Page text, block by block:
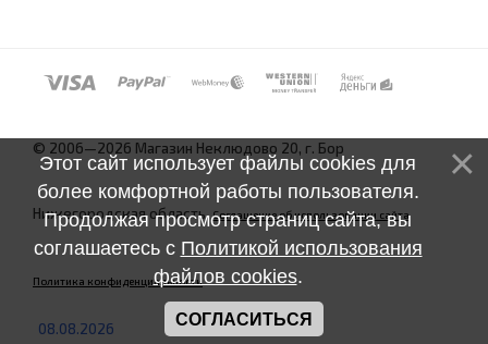
© 2006—2026 Магазин Неклюдово 20, г. Бор
Нижегородская область.Соглашение об использовании сайта
Политика конфиденциальности
08.08.2026
Этот сайт использует файлы cookies для
более комфортной работы пользователя.
Продолжая просмотр страниц сайта, вы
соглашаетесь с Политикой использования
файлов cookies.
СОГЛАСИТЬСЯ